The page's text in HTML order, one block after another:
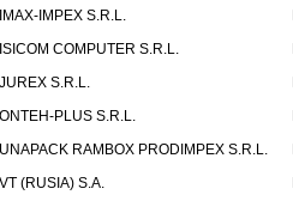
IMPEX S.R.L.
COMPUTER S.R.L.
S.R.L.
PLUS S.R.L.
RAMBOX PRODIMPEX S.R.L.
(RUSIA) S.A.